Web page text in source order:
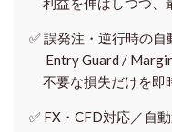
✅誤発注・逆行時の自
Entry Guard /
不要な損失だけを即
✅ FX・CFD対応／自